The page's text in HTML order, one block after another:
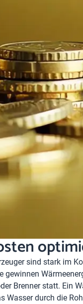
sind stark im
Brenner statt. Ein
Wasser durch die